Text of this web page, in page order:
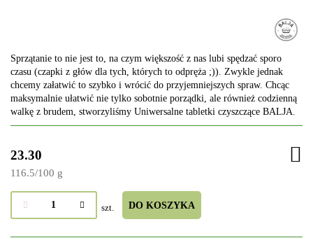
Sprzątanie to nie jest to, na czym większość z nas lubi spędzać sporo
czasu (czapki z głów dla tych, których to odpręża ;)). Zwykle jednak
chcemy załatwić to szybko i wrócić do przyjemniejszych spraw. Chcąc
maksymalnie ułatwić nie tylko sobotnie porządki, ale również codzienną
walkę z brudem, stworzyliśmy Uniwersalne tabletki czyszczące BALJA.
23.30
116.5/100 g
szt. DO KOSZYKA